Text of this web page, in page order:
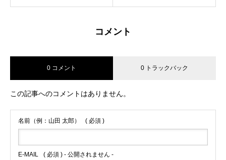
コメント
0 コメント 0 トラックバック
この記事へのコメントはありません。
名前（例：山田 太郎） ( 必須 )
E-MAIL ( 必須 ) - 公開されません -